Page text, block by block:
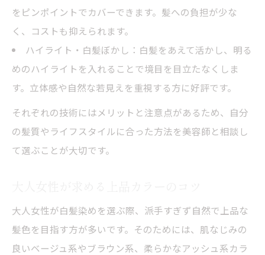
をピンポイントでカバーできます。髪への負担が少な
く、コストも抑えられます。
ハイライト・白髪ぼかし：白髪をあえて活かし、明る
めのハイライトを入れることで境目を目立たなくしま
す。立体感や自然な若見えを重視する方に好評です。
それぞれの技術にはメリットと注意点があるため、自分
の髪質やライフスタイルに合った方法を美容師と相談し
て選ぶことが大切です。
大人女性が白髪染めを選ぶ際、派手すぎず自然で上品な
髪色を目指す方が多いです。そのためには、肌なじみの
良いベージュ系やブラウン系、柔らかなアッシュ系カラ